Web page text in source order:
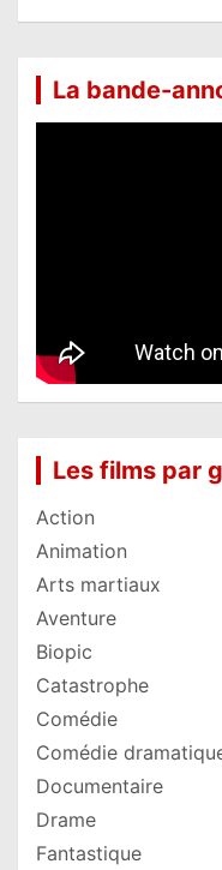
La bande-
Les films par
Action
Animation
Arts martiaux
Aventure
Biopic
Catastrophe
Comédie
Comédie
Documentaire
Drame
Fantastique